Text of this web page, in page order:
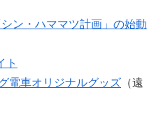
ン・ハママツ計画」の始動
ト
電車オリジナルグッズ （遠